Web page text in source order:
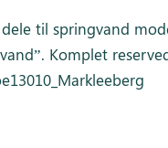
til springvand
Komplet